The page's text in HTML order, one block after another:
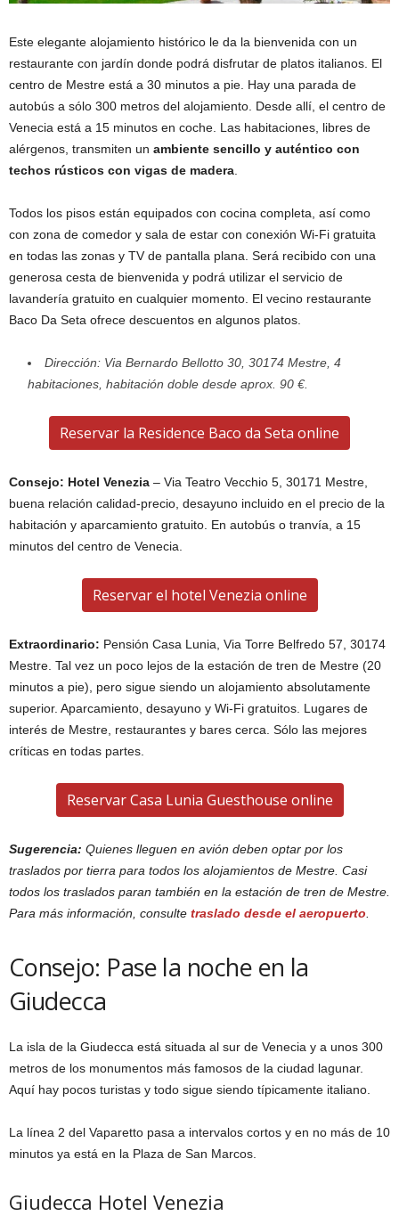
Este elegante alojamiento histórico le da la bienvenida con un
restaurante con jardín donde podrá disfrutar de platos italianos. El
centro de Mestre está a 30 minutos a pie. Hay una parada de
autobús a sólo 300 metros del alojamiento. Desde allí, el centro de
Venecia está a 15 minutos en coche. Las habitaciones, libres de
alérgenos, transmiten un ambiente sencillo y auténtico con
techos rústicos con vigas de madera
Todos los pisos están equipados con cocina completa, así como
con zona de comedor y sala de estar con conexión Wi-Fi gratuita
en todas las zonas y TV de pantalla plana. Será recibido con una
generosa cesta de bienvenida y podrá utilizar el servicio de
lavandería gratuito en cualquier momento. El vecino restaurante
Baco Da Seta ofrece descuentos en algunos platos.
Dirección: Via Bernardo Bellotto 30, 30174 Mestre, 4
habitaciones, habitación doble desde aprox. 90 €.
Reservar la Residence Baco da Seta online
Consejo: Hotel Venezia – Via Teatro Vecchio 5, 30171 Mestre,
buena relación calidad-precio, desayuno incluido en el precio de la
habitación y aparcamiento gratuito. En autobús o tranvía, a 15
minutos del centro de Venecia.
Reservar el hotel Venezia online
Extraordinario: Pensión Casa Lunia, Via Torre Belfredo 57, 30174
Mestre. Tal vez un poco lejos de la estación de tren de Mestre (20
minutos a pie), pero sigue siendo un alojamiento absolutamente
superior. Aparcamiento, desayuno y Wi-Fi gratuitos. Lugares de
interés de Mestre, restaurantes y bares cerca. Sólo las mejores
críticas en todas partes.
Reservar Casa Lunia Guesthouse online
Sugerencia: Quienes lleguen en avión deben optar por los
traslados por tierra para todos los alojamientos de Mestre. Casi
todos los traslados paran también en la estación de tren de Mestre.
Para más información, consulte traslado desde el aeropuerto
Consejo: Pase la noche en la
Giudecca
La isla de la Giudecca está situada al sur de Venecia y a unos 300
metros de los monumentos más famosos de la ciudad lagunar.
Aquí hay pocos turistas y todo sigue siendo típicamente italiano.
La línea 2 del Vaparetto pasa a intervalos cortos y en no más de 10
minutos ya está en la Plaza de San Marcos.
Giudecca Hotel Venezia